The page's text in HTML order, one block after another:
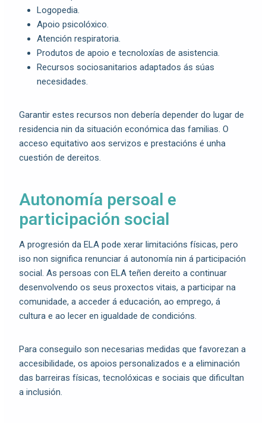
Logopedia.
Apoio psicolóxico.
Atención respiratoria.
Produtos de apoio e tecnoloxías de asistencia.
Recursos sociosanitarios adaptados ás súas
necesidades.
Garantir estes recursos non debería depender do lugar de
residencia nin da situación económica das familias. O
acceso equitativo aos servizos e prestacións é unha
cuestión de dereitos.
Autonomía persoal e
participación social
A progresión da ELA pode xerar limitacións físicas, pero
iso non significa renunciar á autonomía nin á participación
social. As persoas con ELA teñen dereito a continuar
desenvolvendo os seus proxectos vitais, a participar na
comunidade, a acceder á educación, ao emprego, á
cultura e ao lecer en igualdade de condicións.
Para conseguilo son necesarias medidas que favorezan a
accesibilidade, os apoios personalizados e a eliminación
das barreiras físicas, tecnolóxicas e sociais que dificultan
a inclusión.